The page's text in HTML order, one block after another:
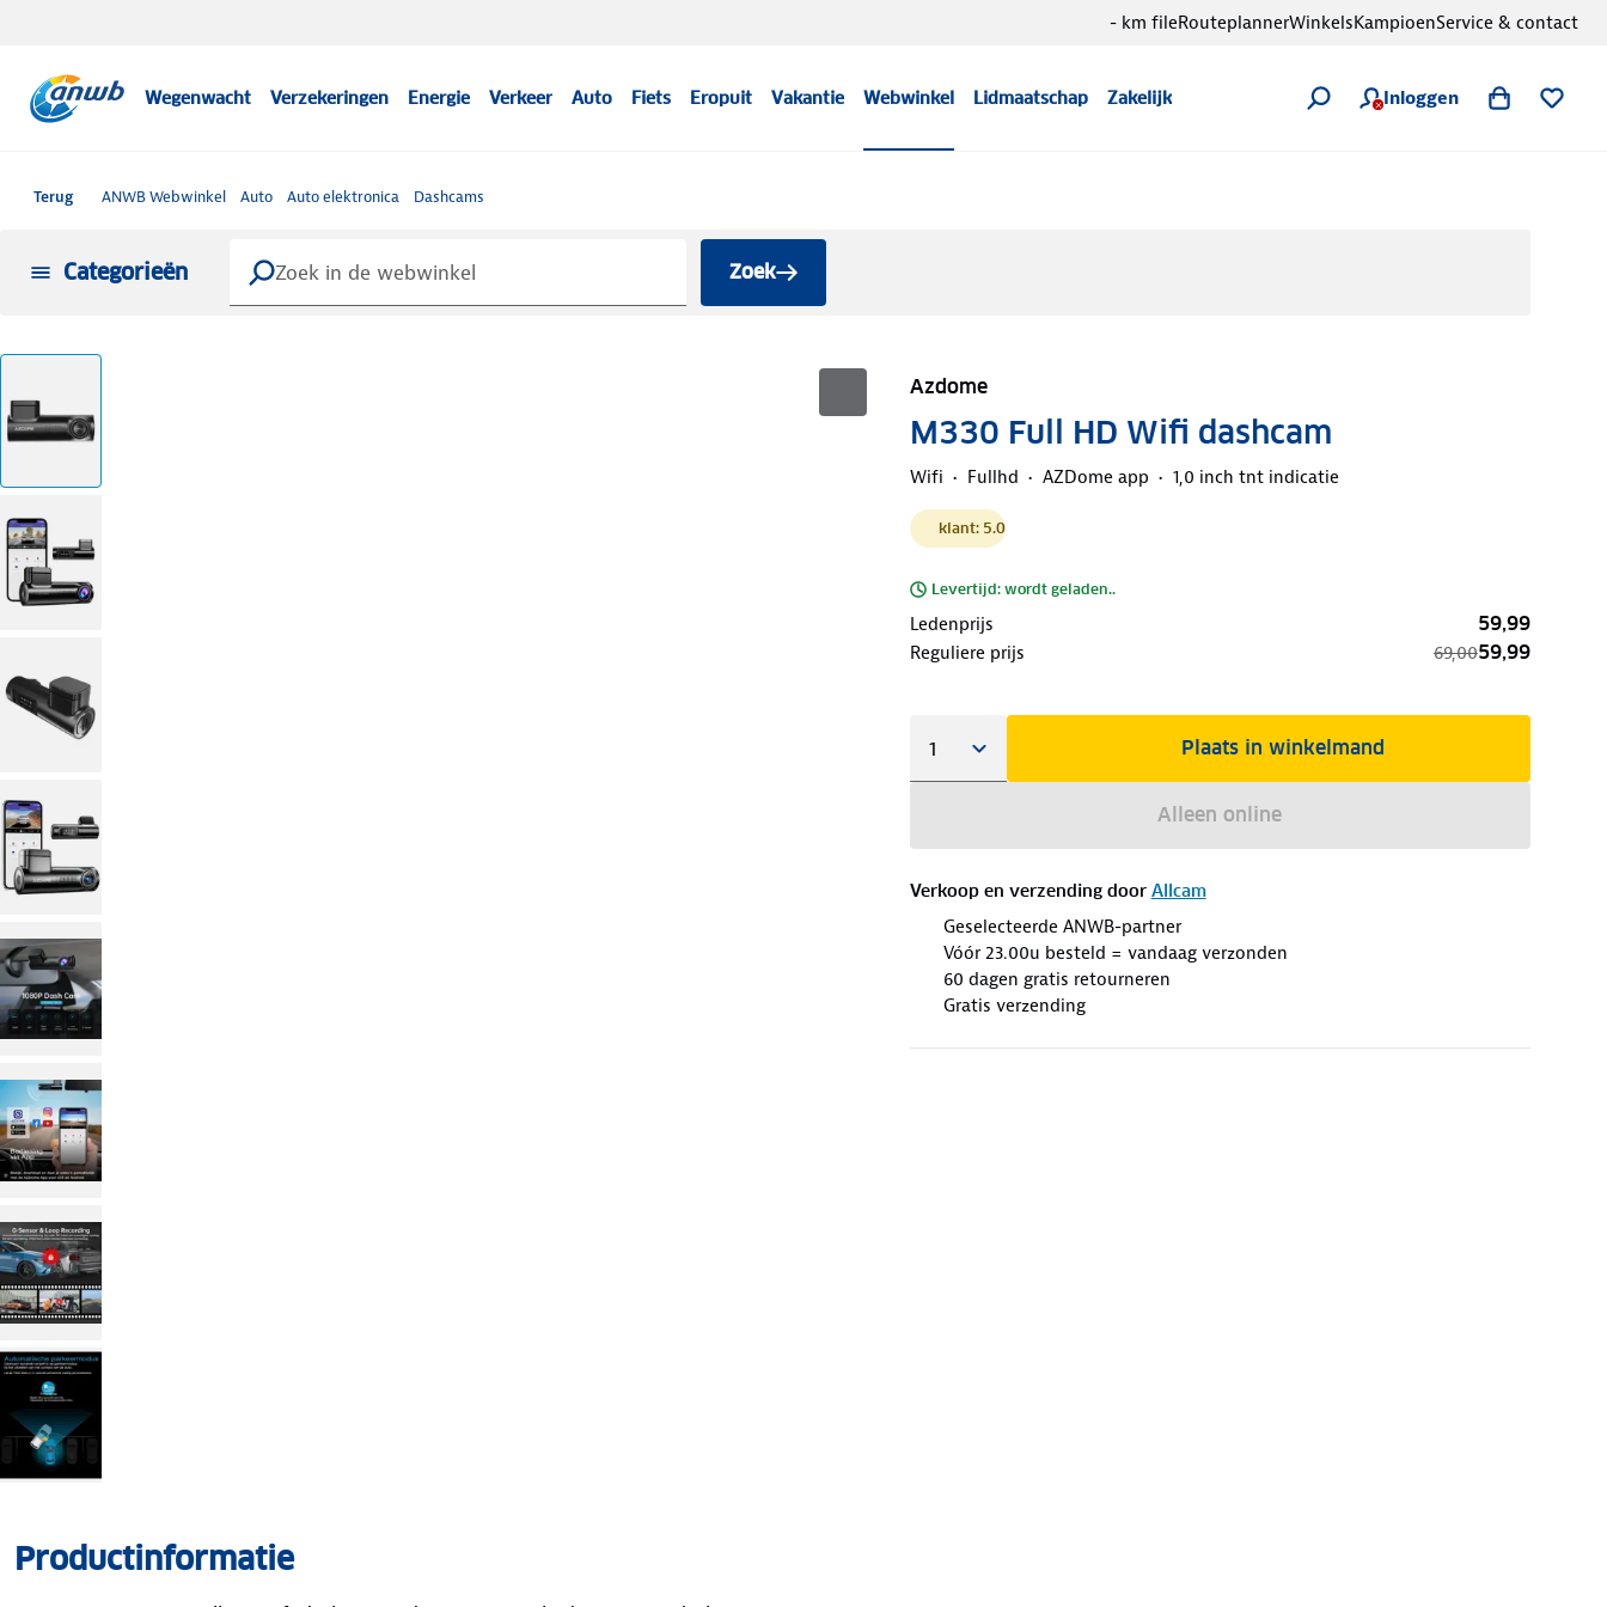
Wegenwacht Verzekeringen Energie Verkeer Auto Fiets Eropuit Vakantie Webwinkel Lidmaatschap Zakelijk Inloggen
- km fileRouteplannerWinkelsKampioenService & contact
Terug ANWB Webwinkel Auto Auto elektronica Dashcams
Categorieën Zoek
Azdome
M330 Full HD Wifi dashcam
Wifi Fullhd AZDome app 1,0 inch tnt indicatie
klant: 5.0
Levertijd: wordt geladen..
Ledenprijs 59,99
Reguliere prijs 69,0059,99
Plaats in winkelmand
Alleen online
Verkoop en verzending door Allcam
Geselecteerde ANWB-partner
Vóór 23.00u besteld = vandaag verzonden
60 dagen gratis retourneren
Gratis verzending
Productinformatie